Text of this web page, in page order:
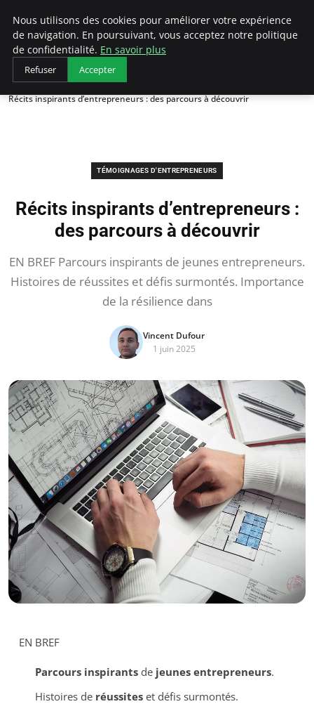
LECFCM
Accueil
Témoignages d'entrepreneurs
Récits inspirants d’entrepreneurs : des parcours à découvrir
TÉMOIGNAGES D'ENTREPRENEURS
Récits inspirants d’entrepreneurs :
des parcours à découvrir
EN BREF Parcours inspirants de jeunes entrepreneurs.
Histoires de réussites et défis surmontés. Importance
de la résilience dans
Vincent Dufour
1 juin 2025
EN BREF
Parcours inspirantsde jeunes entrepreneurs.
Histoires de réussiteset défis surmontés.
Nous utilisons des cookies pour améliorer votre expérience
de navigation. En poursuivant, vous acceptez notre politique
de confidentialité. En savoir plus
Refuser Accepter